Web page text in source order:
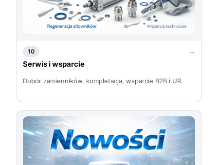
10 →
Serwis i wsparcie
Dobór zamienników, kompletacja, wsparcie B2B i UR.